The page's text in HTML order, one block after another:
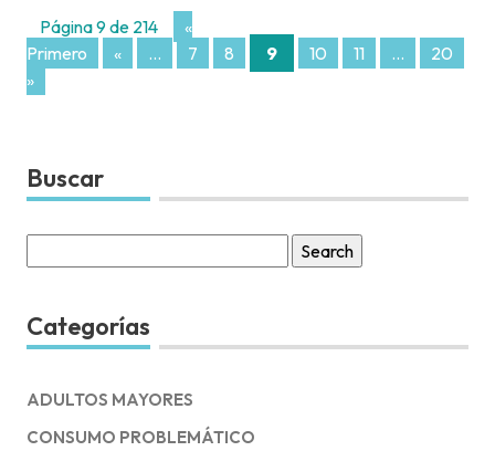
Página 9 de 214
«
Primero
« ... 7 8 9 10 11 ... 20
»
Buscar
for:
Categorías
ADULTOS MAYORES
CONSUMO PROBLEMÁTICO